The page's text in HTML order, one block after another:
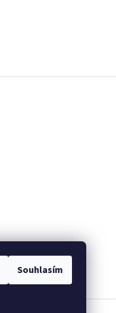
Souhlasím